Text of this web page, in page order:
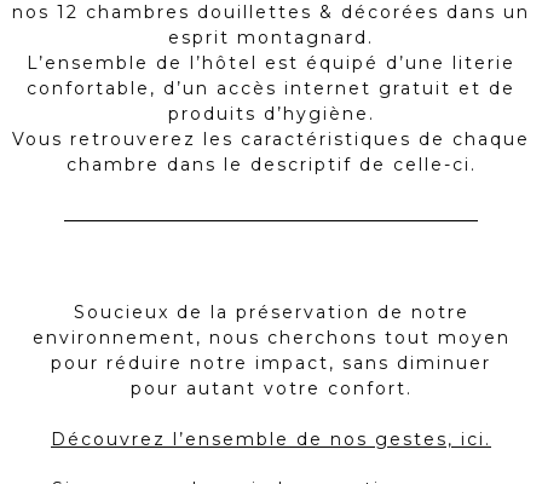
nos 12 chambres douillettes & décorées dans un
esprit montagnard.
L’ensemble de l’hôtel est équipé d’une literie
confortable, d’un accès internet gratuit et de
produits d’hygiène.
Vous retrouverez les caractéristiques de chaque
chambre dans le descriptif de celle-ci.
Soucieux de la préservation de notre
environnement, nous cherchons tout moyen
pour réduire notre impact, sans diminuer
pour autant votre confort.
Découvrez l’ensemble de nos gestes, ici.